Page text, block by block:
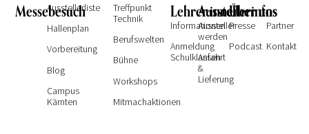
Messebesuch
Ausstellerliste
Hallenplan
Vorbereitung
Blog
Campus
Kärnten
Treffpunkt
Technik
Berufswelten
Bühne
Workshops
Mitmachaktionen
Lehrer:innen
Informationen
Anmeldung
Schulklassen
Ausstellerinfos
Aussteller
werden
Anfahrt
&
Lieferung
Über uns
Presse
Podcast
Partner
Kontakt